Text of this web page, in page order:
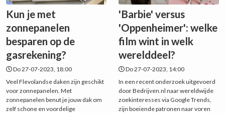
Kun je met
zonnepanelen
besparen op de
gasrekening?
Do 27-07-2023, 18:00
Veel Flevolandse daken zijn geschikt
voor zonnepanelen. Met
zonnepanelen benut je jouw dak om
zelf schone en voordelige
'Barbie' versus
'Oppenheimer': welke
film wint in welk
werelddeel?
Do 27-07-2023, 14:00
In een recent onderzoek uitgevoerd
door Bedrijven.nl naar wereldwijde
zoekinteresses via Google Trends,
zijn boeiende patronen naar voren